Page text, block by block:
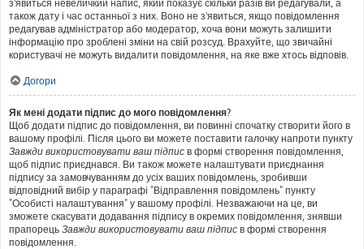
з'явиться невеличкий напис, який показує скільки разів ви редагували, а
також дату і час останньої з них. Воно не з'явиться, якщо повідомлення
редагував адміністратор або модератор, хоча вони можуть залишити
інформацію про зроблені зміни на свій розсуд. Врахуйте, що звичайні
користувачі не можуть видалити повідомлення, на яке вже хтось відповів.
Догори
Як мені додати підпис до мого повідомлення?
Щоб додати підпис до повідомлення, ви повинні спочатку створити його в
вашому профілі. Після цього ви можете поставити галочку напроти пункту
Завжди використовувати ваш підпис в формі створення повідомлення,
щоб підпис приєднався. Ви також можете налаштувати приєднання
підпису за замовчуванням до усіх ваших повідомлень, зробивши
відповідний вибір у параграфі "Відправлення повідомлень" пункту
"Особисті налаштування" у вашому профілі. Незважаючи на це, ви
зможете скасувати додавання підпису в окремих повідомлення, знявши
прапорець Завжди використовувати ваш підпис в формі створення
повідомлення.